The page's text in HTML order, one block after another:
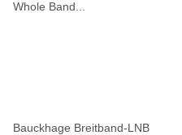
Bauckhage Breitband-LNB